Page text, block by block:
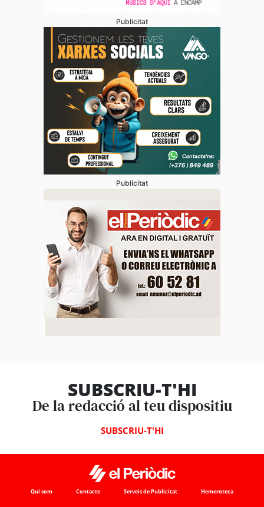
Publicitat
Publicitat
SUBSCRIU-T'HI
De la redacció al teu dispositiu
SUBSCRIU-T'HI
Qui som Contacte Serveis de Publicitat Hemeroteca